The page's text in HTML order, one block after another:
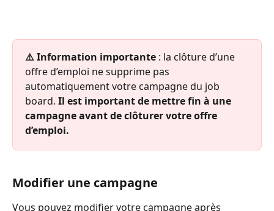
⚠️ Information importante : la clôture d’une
offre d’emploi ne supprime pas
automatiquement votre campagne du job
board. Il est important de mettre fin à une
campagne avant de clôturer votre offre
d’emploi.
Modifier une campagne
Vous pouvez modifier votre campagne après